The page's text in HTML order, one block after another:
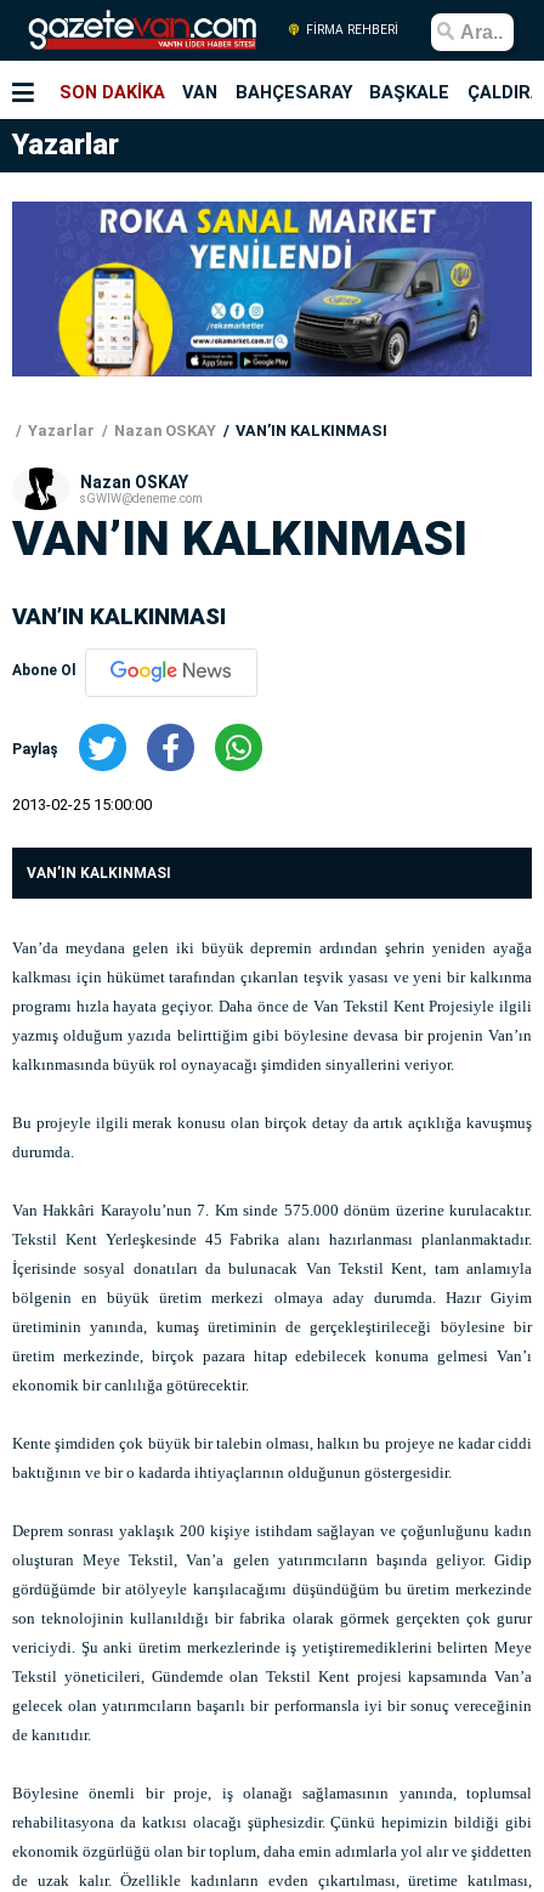
FİRMA REHBERİ
SON DAKİKA VAN BAHÇESARAY BAŞKALE
Yazarlar
Yazarlar Nazan OSKAY VAN’IN KALKINMASI
Nazan OSKAY
sGWlW@deneme.com
VAN’IN KALKINMASI
VAN’IN KALKINMASI
Abone Ol
Paylaş
2013-02-25 15:00:00
VAN’IN KALKINMASI
Van’da meydana gelen iki büyük depremin ardından şehrin yeniden ayağa
kalkması için hükümet tarafından çıkarılan teşvik yasası ve yeni bir kalkınma
programı hızla hayata geçiyor. Daha önce de Van Tekstil Kent Projesiyle ilgili
yazmış olduğum yazıda belirttiğim gibi böylesine devasa bir projenin Van’ın
kalkınmasında büyük rol oynayacağı şimdiden sinyallerini veriyor.
Bu projeyle ilgili merak konusu olan birçok detay da artık açıklığa kavuşmuş
durumda.
Van Hakkâri Karayolu’nun 7. Km sinde 575.000 dönüm üzerine kurulacaktır.
Tekstil Kent Yerleşkesinde 45 Fabrika alanı hazırlanması planlanmaktadır.
İçerisinde sosyal donatıları da bulunacak Van Tekstil Kent, tam anlamıyla
bölgenin en büyük üretim merkezi olmaya aday durumda. Hazır Giyim
üretiminin yanında, kumaş üretiminin de gerçekleştirileceği böylesine bir
üretim merkezinde, birçok pazara hitap edebilecek konuma gelmesi Van’ı
ekonomik bir canlılığa götürecektir.
Kente şimdiden çok büyük bir talebin olması, halkın bu projeye ne kadar ciddi
baktığının ve bir o kadarda ihtiyaçlarının olduğunun göstergesidir.
Deprem sonrası yaklaşık 200 kişiye istihdam sağlayan ve çoğunluğunu kadın
oluşturan Meye Tekstil, Van’a gelen yatırımcıların başında geliyor. Gidip
gördüğümde bir atölyeyle karışılacağımı düşündüğüm bu üretim merkezinde
son teknolojinin kullanıldığı bir fabrika olarak görmek gerçekten çok gurur
vericiydi. Şu anki üretim merkezlerinde iş yetiştiremediklerini belirten Meye
Tekstil yöneticileri, Gündemde olan Tekstil Kent projesi kapsamında Van’a
gelecek olan yatırımcıların başarılı bir performansla iyi bir sonuç vereceğinin
de kanıtıdır.
Böylesine önemli bir proje, iş olanağı sağlamasının yanında, toplumsal
rehabilitasyona da katkısı olacağı şüphesizdir. Çünkü hepimizin bildiği gibi
ekonomik özgürlüğü olan bir toplum, daha emin adımlarla yol alır ve şiddetten
de uzak kalır. Özellikle kadınların evden çıkartılması, üretime katılması,